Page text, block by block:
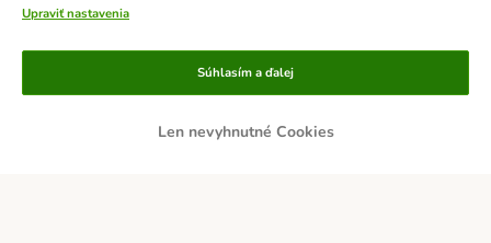
Platobné metódy
DOBIERKA PLATBA VOPRED
Upraviť nastavenia
Len nevyhnutné Cookies
Súhlasím a ďalej